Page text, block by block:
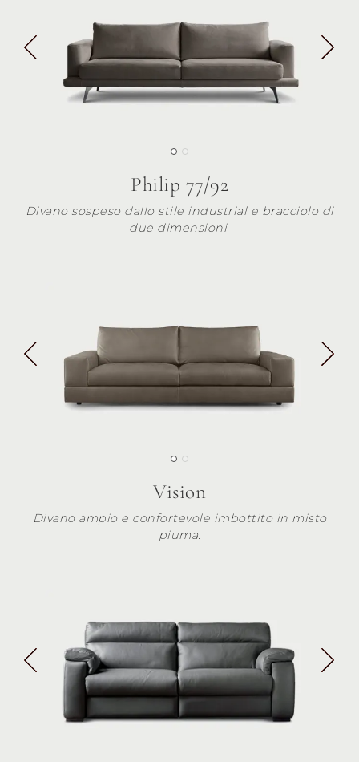
Philip 77/92
Divano sospeso dallo stile industrial e bracciolo di
due dimensioni.
Vision
Divano ampio e confortevole imbottito in misto
piuma.